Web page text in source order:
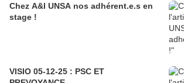
Chez A&I UNSA nos adhérent.e.s en
stage !
VISIO 05-12-25 : PSC ET